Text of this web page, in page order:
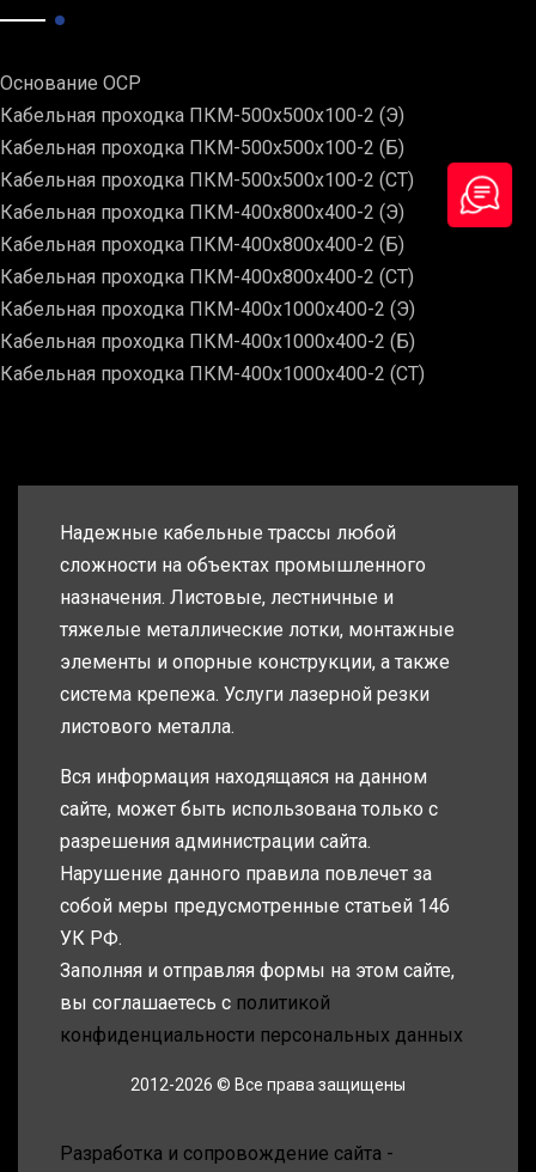
Основание ОСР
Кабельная проходка ПКМ-500х500х100-2 (Э)
Кабельная проходка ПКМ-500х500х100-2 (Б)
Кабельная проходка ПКМ-500х500х100-2 (СТ)
Кабельная проходка ПКМ-400х800х400-2 (Э)
Кабельная проходка ПКМ-400х800х400-2 (Б)
Кабельная проходка ПКМ-400х800х400-2 (СТ)
Кабельная проходка ПКМ-400х1000х400-2 (Э)
Кабельная проходка ПКМ-400х1000х400-2 (Б)
Кабельная проходка ПКМ-400х1000х400-2 (СТ)
Надежные кабельные трассы любой
сложности на объектах промышленного
назначения. Листовые, лестничные и
тяжелые металлические лотки, монтажные
элементы и опорные конструкции, а также
система крепежа. Услуги лазерной резки
листового металла.
Вся информация находящаяся на данном
сайте, может быть использована только с
разрешения администрации сайта.
Нарушение данного правила повлечет за
собой меры предусмотренные статьей 146
УК РФ.
Заполняя и отправляя формы на этом сайте,
вы соглашаетесь с политикой
конфиденциальности персональных данных
2012-2026 © Все права защищены
Разработка и сопровождение сайта -